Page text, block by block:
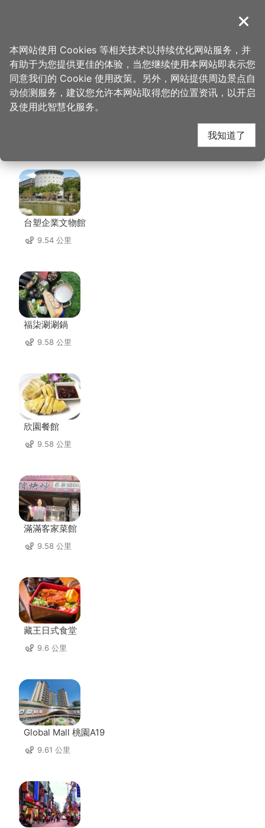
導覽
首页 > 想去的地方 > 美食、购物 > 这一锅皇室秘藏锅物
这一锅皇室秘藏锅物 周
边店家
台塑企業文物館
9.54 公里
福柒涮涮鍋
9.58 公里
欣園餐館
9.58 公里
滿滿客家菜館
9.58 公里
藏王日式食堂
9.6 公里
Global Mall 桃園A19
9.61 公里
关闭
本网站使用 Cookies 等相关技术以持续优化网站服务，并
有助于为您提供更佳的体验，当您继续使用本网站即表示您
同意我们的 Cookie 使用政策。另外，网站提供周边景点自
动侦测服务，建议您允许本网站取得您的位置资讯，以开启
及使用此智慧化服务。
我知道了